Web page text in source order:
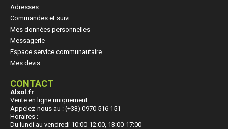
Adresses
Commandes et suivi
Mes données personnelles
Messagerie
Espace service communautaire
Mes devis
CONTACT
Alsol.fr
Vente en ligne uniquement
Appelez-nous au : (+33) 0970 516 151
Horaires :
Du lundi au vendredi 10:00-12:00, 13:00-17:00